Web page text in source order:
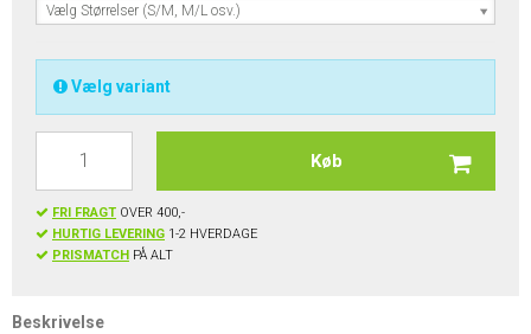
Vælg Størrelser (S/M, M/L osv.)
Vælg variant
Køb
FRI FRAGT OVER 400,-
HURTIG LEVERING 1-2 HVERDAGE
PRISMATCH PÅ ALT
Beskrivelse